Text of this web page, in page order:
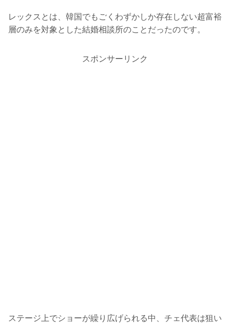
レックスとは、韓国でもごくわずかしか存在しない超富裕
層のみを対象とした結婚相談所のことだったのです。
スポンサーリンク
ステージ上でショーが繰り広げられる中、チェ代表は狙い